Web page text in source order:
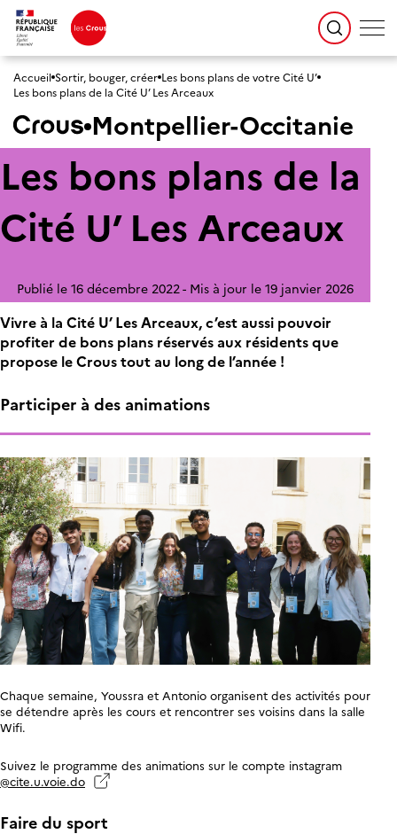
Accueil Sortir, bouger, créer Les bons plans de votre Cité U’
Les bons plans de la Cité U’ Les Arceaux
Montpellier-Occitanie
Les bons plans de la
Cité U’ Les Arceaux
Publié le 16 décembre 2022 Mis à jour le 19 janvier 2026
Vivre à la Cité U’ Les Arceaux, c’est aussi pouvoir
profiter de bons plans réservés aux résidents que
propose le Crous tout au long de l’année !
Participer à des animations
Chaque semaine, Youssra et Antonio organisent des activités pour
se détendre après les cours et rencontrer ses voisins dans la salle
Wifi.
Suivez le programme des animations sur le compte instagram
@cite.u.voie.do
Faire du sport